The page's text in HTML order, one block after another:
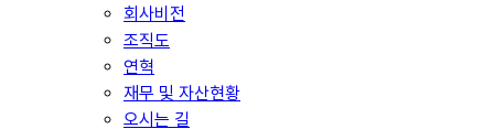
회사비전
조직도
연혁
재무 및 자산현황
오시는 길